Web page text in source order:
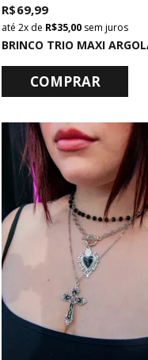
R$ 69,99
2x de R$ 35,00 sem juros
COMPRAR